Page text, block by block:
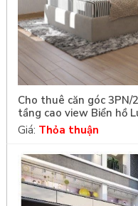
Cho thuê căn góc
tầng cao view Biển hồ
Giá: Thỏa thuận